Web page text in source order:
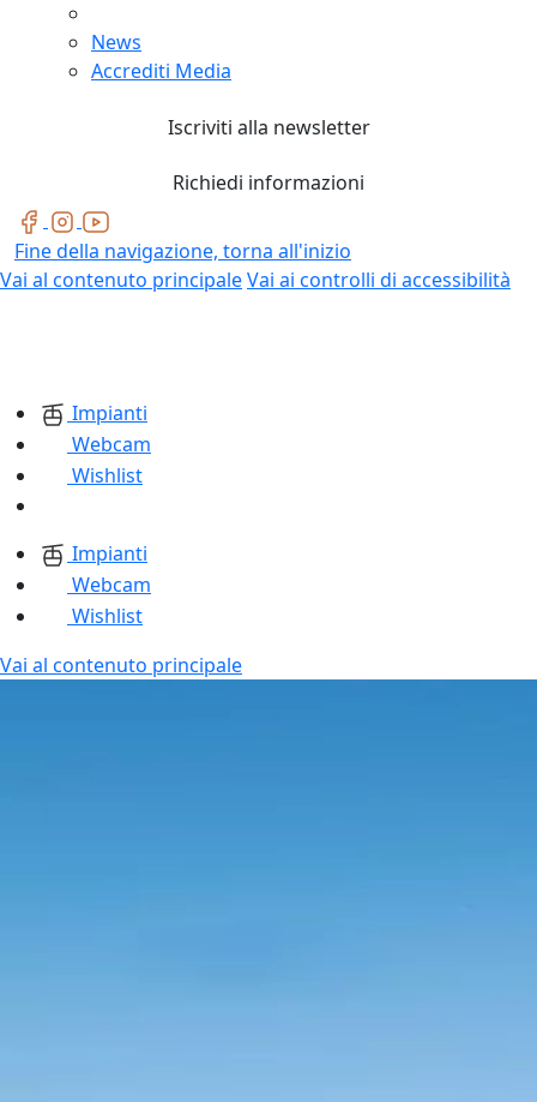
News
Accrediti Media
Iscriviti alla newsletter
Richiedi informazioni
Fine della navigazione, torna all'inizio
Vai al contenuto principaleVai ai controlli di accessibilità
Impianti
Webcam
Wishlist
Impianti
Webcam
Wishlist
Vai al contenuto principale